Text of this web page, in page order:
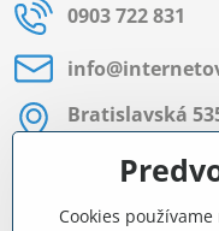
0903 722 831
Bratislavská
Most pri Bratislave
Pon - Pia 8:00 -
Cookies